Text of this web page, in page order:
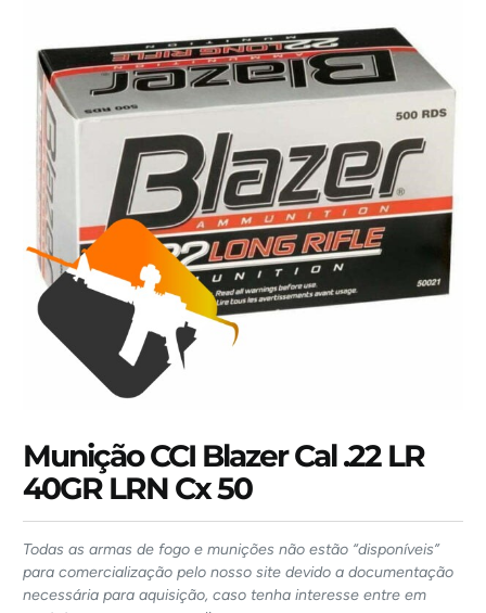
Munição CCI Blazer Cal .22 LR
40GR LRN Cx 50
Todas as armas de fogo e munições não estão “disponíveis”
para comercialização pelo nosso site devido a documentação
necessária para aquisição, caso tenha interesse entre em